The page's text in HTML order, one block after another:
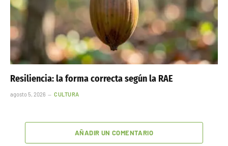
Resiliencia: la forma correcta según la RAE
agosto 5, 2026 CULTURA
AÑADIR UN COMENTARIO